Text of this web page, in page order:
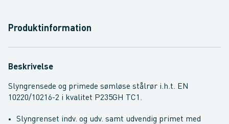
Produktinformation
Beskrivelse
Slyngrensede og primede sømløse stålrør i.h.t. EN
10220/10216-2 i kvalitet P235GH TC1.
Slyngrenset indv. og udv. samt udvendig primet med